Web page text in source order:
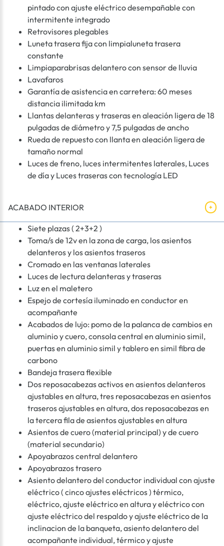
pintado con ajuste eléctrico desempañable con
intermitente integrado
Retrovisores plegables
Luneta trasera fija con limpialuneta trasera
constante
Limpiaparabrisas delantero con sensor de lluvia
Lavafaros
Garantía de asistencia en carretera: 60 meses
distancia ilimitada km
Llantas delanteras y traseras en aleación ligera de 18
pulgadas de diámetro y 7,5 pulgadas de ancho
Rueda de repuesto con llanta en aleación ligera de
tamaño normal
Luces de freno, luces intermitentes laterales, Luces
de día y Luces traseras con tecnología LED
ACABADO INTERIOR
Siete plazas ( 2+3+2 )
Toma/s de 12v en la zona de carga, los asientos
delanteros y los asientos traseros
Cromado en las ventanas laterales
Luces de lectura delanteras y traseras
Luz en el maletero
Espejo de cortesía iluminado en conductor en
acompañante
Acabados de lujo: pomo de la palanca de cambios en
aluminio y cuero, consola central en aluminio simil,
puertas en aluminio simil y tablero en simil fibra de
carbono
Bandeja trasera flexible
Dos reposacabezas activos en asientos delanteros
ajustables en altura, tres reposacabezas en asientos
traseros ajustables en altura, dos reposacabezas en
la tercera fila de asientos ajustables en altura
Asientos de cuero (material principal) y de cuero
(material secundario)
Apoyabrazos central delantero
Apoyabrazos trasero
Asiento delantero del conductor individual con ajuste
eléctrico ( cinco ajustes eléctricos ) térmico,
eléctrico, ajuste eléctrico en altura y eléctrico con
ajuste eléctrico del respaldo y ajuste eléctrico de la
inclinacion de la banqueta, asiento delantero del
acompañante individual, térmico y ajuste